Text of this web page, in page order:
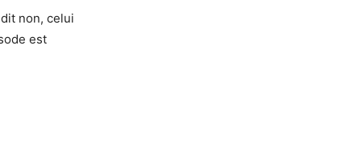
non, celui
est